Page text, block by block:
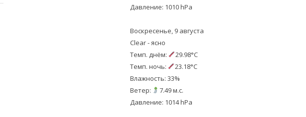
Давление: 1010 hPa
Воскресенье, 9 августа
Clear - ясно
Темп. днём:
29.98°C
Темп. ночь:
23.18°C
Влажность: 33%
Ветер:
7.49 м.с.
Давление: 1014 hPa